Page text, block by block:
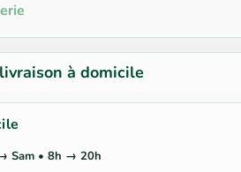
à domicile
Sam • 8h → 20h